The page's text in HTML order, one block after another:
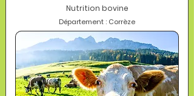
Nutrition bovine
Département : Corrèze